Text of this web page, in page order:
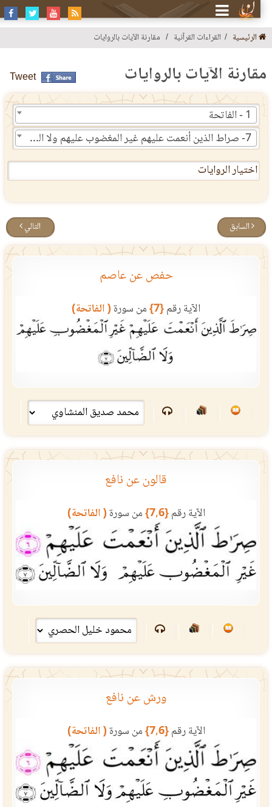
الرئيسية القراءات القرآنية مقارنة الآيات بالروايات
الآيات بالروايات Tweet
7- صراط الذين أنعمت عليهم غير المغضوب عليهم ولا الضالين
اختيار الروايات
السابق التالي
حفص عن عاصم
الآية رقم{7} من سورة( الفاتحة)
قالون عن نافع
الآية رقم{7,6} من سورة( الفاتحة)
ورش عن نافع
الآية رقم{7,6} من سورة( الفاتحة)